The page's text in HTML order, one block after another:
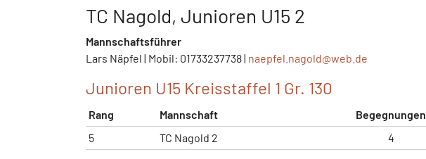
TC Nagold, Junioren U15 2
Mannschaftsführer
Lars Näpfel | Mobil: 01733237738 | naepfel.nagold@web.de
Junioren U15 Kreisstaffel 1 Gr. 130
Rang Mannschaft Begegnungen
5
TC Nagold 2 4